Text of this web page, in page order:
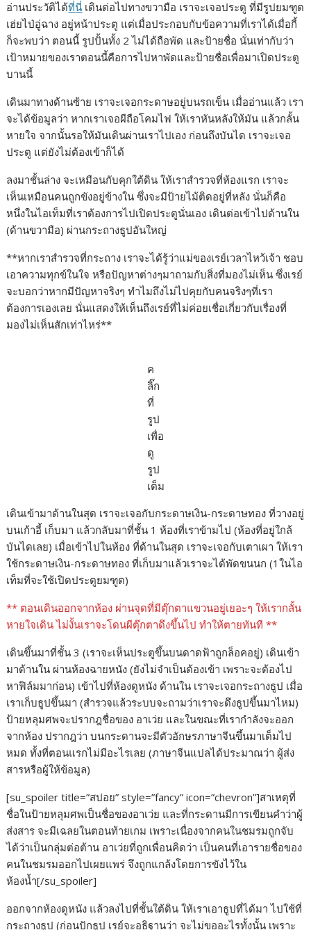
อ่านประวัติได้ที่นี่ เดินต่อไปทางขวามือ เราจะเจอประตู ที่มีรูปยมฑูต
เฮ่ยไป่อู่ฉาง อยู่หน้าประตู แต่เมื่อประกอบกับข้อความที่เราได้เมื่อกี้
ก็จะพบว่า ตอนนี้ รูปปั้นทั้ง 2 ไม่ได้ถือพัด และป้ายชื่อ นั่นเท่ากับว่า
เป้าหมายของเราตอนนี้คือการไปหาพัดและป้ายชื่อเพื่อมาเปิดประตู
บานนี้
เดินมาทางด้านซ้าย เราจะเจอกระดาษอยู่บนรถเข็น เมื่ออ่านแล้ว เรา
จะได้ข้อมูลว่า หากเราเจอผีถือโคมไฟ ให้เราหันหลังให้มัน แล้วกลั้น
หายใจ จากนั้นรอให้มันเดินผ่านเราไปเอง ก่อนถึงบันได เราจะเจอ
ประตู แต่ยังไม่ต้องเข้าก็ได้
ลงมาชั้นล่าง จะเหมือนกับคุกใต้ดิน ให้เราสำรวจที่ห้องแรก เราจะ
เห็นเหมือนคนถูกขังอยู่ข้างใน ซึ่งจะมีป้ายไม้ติดอยู่ที่หลัง นั่นก็คือ
หนึ่งในไอเท็มที่เราต้องการไปเปิดประตูนั่นเอง เดินต่อเข้าไปด้านใน
(ด้านขวามือ) ผ่านกระถางธูปอันใหญ่
**หากเราสำรวจที่กระถาง เราจะได้รู้ว่าแม่ของเรย์เวลาไหว้เจ้า ชอบ
เอาความทุกข์ในใจ หรือปัญหาต่างๆมาถามกับสิ่งที่มองไม่เห็น ซึ่งเรย์
จะบอกว่าหากมีปัญหาจริงๆ ทำไมถึงไม่ไปคุยกับคนจริงๆที่เรา
ต้องการเองเลย นั่นแสดงให้เห็นถึงเรย์ที่ไม่ค่อยเชื่อเกี่ยวกับเรื่องที่
มองไม่เห็นสักเท่าไหร่**
ค
ลิ๊ก
ที่
รูป
เพื่อ
ดู
รูป
เต็ม
เดินเข้ามาด้านในสุด เราจะเจอกับกระดาษเงิน-กระดาษทอง ที่วางอยู่
บนเก้าอี้ เก็บมา แล้วกลับมาที่ชั้น 1 ห้องที่เราข้ามไป (ห้องที่อยู่ใกล้
บันไดเลย) เมื่อเข้าไปในห้อง ที่ด้านในสุด เราจะเจอกับเตาเผา ให้เรา
ใช้กระดาษเงิน-กระดาษทอง ที่เก็บมาแล้วเราจะได้พัดขนนก (1ในไอ
เท็มที่จะใช้เปิดประตูยมฑูต)
** ตอนเดินออกจากห้อง ผ่านจุดที่มีตุ๊กตาแขวนอยู่เยอะๆ ให้เรากลั้น
หายใจเดิน ไม่งั้นเราจะโดนผีตุ๊กตาดึงขึ้นไป ทำให้ตายทันที **
เดินขึ้นมาที่ชั้น 3 (เราจะเห็นประตูขึ้นบนดาดฟ้าถูกล็อคอยู่) เดินเข้า
มาด้านใน ผ่านห้องฉายหนัง (ยังไม่จำเป็นต้องเข้า เพราะจะต้องไป
หาฟิล์มมาก่อน) เข้าไปที่ห้องดูหนัง ด้านใน เราจะเจอกระถางธูป เมื่อ
เราเก็บธูปขึ้นมา (สำรวจแล้วระบบจะถามว่าเราจะดึงธูปขึ้นมาไหม)
ป้ายหลุมศพจะปรากฎชื่อของ อาเว่ย และในขณะที่เรากำลังจะออก
จากห้อง ปรากฎว่า บนกระดานจะมีตัวอักษรภาษาจีนขึ้นมาเต็มไป
หมด ทั้งที่ตอนแรกไม่มีอะไรเลย (ภาษาจีนแปลได้ประมาณว่า ผู้ส่ง
สารหรือผู้ให้ข้อมูล)
[su_spoiler title=”สปอย” style=”fancy” icon=”chevron”]สาเหตุที่
ชื่อในป้ายหลุมศพเป็นชื่อของอาเว่ย และที่กระดานมีการเขียนคำว่าผู้
ส่งสาร จะมีเฉลยในตอนท้ายเกม เพราะเนื่องจากคนในชมรมถูกจับ
ได้ว่าเป็นกลุ่มต่อต้าน อาเว่ยที่ถูกเพื่อนคิดว่า เป็นคนที่เอารายชื่อของ
คนในชมรมออกไปเผยแพร่ จึงถูกแกล้งโดยการขังไว้ใน
ห้องน้ำ[/su_spoiler]
ออกจากห้องดูหนัง แล้วลงไปที่ชั้นใต้ดิน ให้เราเอาธูปที่ได้มา ไปใช้ที่
กระถางธูป (ก่อนปักธูป เรย์จะอธิฐานว่า จะไม่ขออะไรทั้งนั้น เพราะ